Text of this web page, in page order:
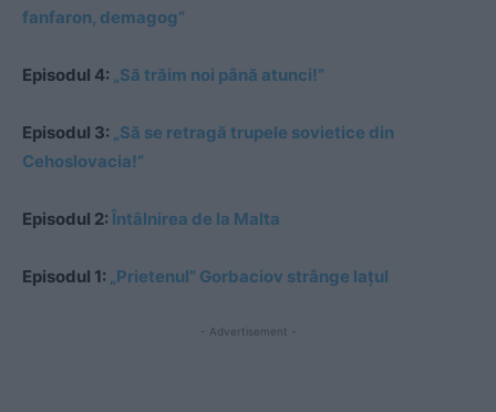
fanfaron, demagog”
Episodul 4: „Să trăim noi până atunci!”
Episodul 3: „Să se retragă trupele sovietice din
Cehoslovacia!”
Episodul 2: Întâlnirea de la Malta
Episodul 1: „Prietenul” Gorbaciov strânge lațul
- Advertisement -